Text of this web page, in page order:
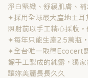
淨白緊緻、舒緩肌膚、
✦採用全球最大產地土耳
照射前以手工精心採收
✦每年只能生產2.5萬瓶
✦全台唯一取得Ecocert
餾手工製成的純露，獨
讓妳美麗長長久久